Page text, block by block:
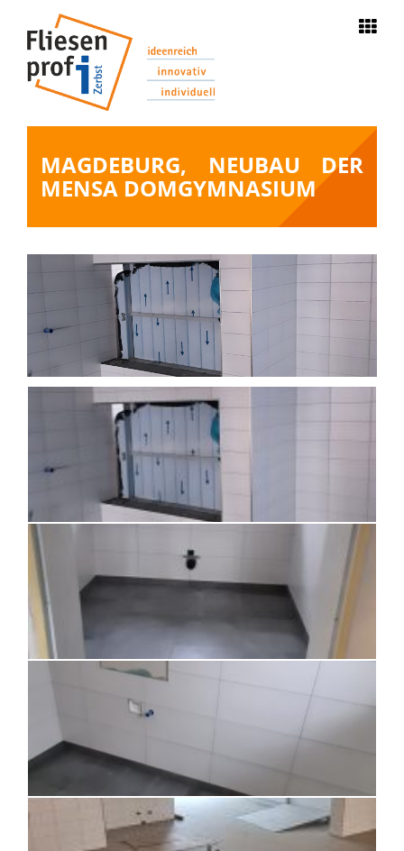
Navigation
STARTSEITE
ÜBER UNS
STELLENANGEBOTE
REFERENZEN
AKTUELLES
KONTAKT
MAGDEBURG, NEUBAU DER
MENSA DOMGYMNASIUM